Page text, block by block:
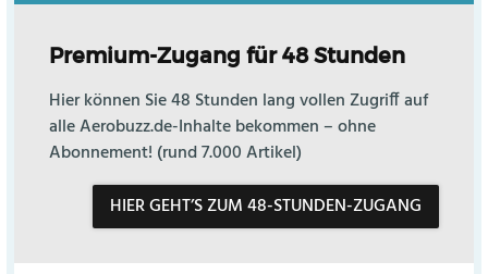
Premium-Zugang für 48 Stunden
Hier können Sie 48 Stunden lang vollen Zugriff auf
alle Aerobuzz.de-Inhalte bekommen – ohne
Abonnement! (rund 7.000 Artikel)
HIER GEHT’S ZUM 48-STUNDEN-ZUGANG